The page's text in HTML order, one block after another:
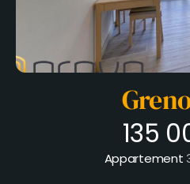
135
Appartement